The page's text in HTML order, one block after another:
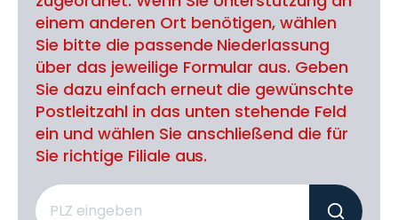
einem anderen Ort benötigen, wählen
Sie bitte die passende Niederlassung
über das jeweilige Formular aus. Geben
Sie dazu einfach erneut die gewünschte
Postleitzahl in das unten stehende Feld
ein und wählen Sie anschließend die für
Sie richtige Filiale aus.